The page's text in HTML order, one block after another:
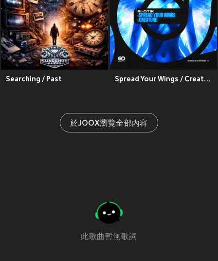
Searching / Past Spread Your Wings / Creature
於JOOX瀏覽全部內容
此歌曲暫無歌詞